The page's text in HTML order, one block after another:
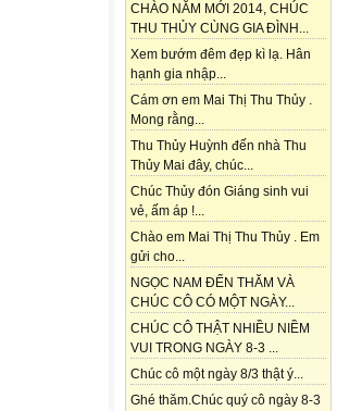
CHÀO NĂM MỚI 2014, CHÚC
THU THỦY CÙNG GIA ĐÌNH...
Xem bướm đêm đẹp kì lạ. Hân
hạnh gia nhập...
Cám ơn em Mai Thị Thu Thủy .
Mong rằng...
Thu Thủy Huỳnh đến nhà Thu
Thủy Mai đây, chúc...
Chúc Thủy đón Giáng sinh vui
vẻ, ấm áp !...
Chào em Mai Thị Thu Thủy . Em
gửi cho...
NGỌC NAM ĐẾN THĂM VÀ
CHÚC CÔ CÓ MỘT NGÀY...
CHÚC CÔ THẬT NHIỀU NIỀM
VUI TRONG NGÀY 8-3 ...
Chúc cô một ngày 8/3 thật ý...
Ghé thăm.Chúc quý cô ngày 8-3